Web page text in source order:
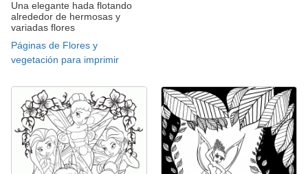
Una elegante hada flotando
alrededor de hermosas y
variadas flores
Páginas de Flores y
vegetación para imprimir